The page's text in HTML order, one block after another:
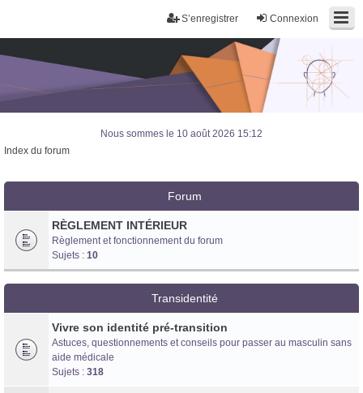
Connexion
S’enregistrer
Trans District
Forum d'information sur les transidentités masculines FtM/FtX/Ft*
Nous sommes le 10 août 2026 15:12
Index du forum
Forum
RÈGLEMENT INTÉRIEUR
Règlement et fonctionnement du forum
Sujets : 10
Transidentité
Vivre son identité pré-transition
Astuces, questionnements et conseils pour passer au masculin sans
aide médicale
Sujets : 318